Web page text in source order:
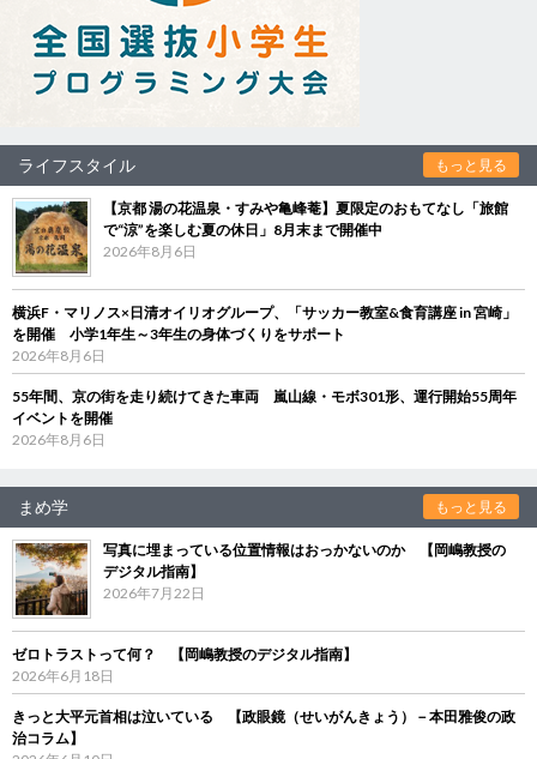
ライフスタイル もっと見る
【京都 湯の花温泉・すみや亀峰菴】夏限定のおもてなし「旅館
で“涼”を楽しむ夏の休日」8月末まで開催中
2026年8月6日
横浜F・マリノス×日清オイリオグループ、「サッカー教室&食育講座 in 宮崎」
を開催 小学1年生～3年生の身体づくりをサポート
2026年8月6日
55年間、京の街を走り続けてきた車両 嵐山線・モボ301形、運行開始55周年
イベントを開催
2026年8月6日
まめ学 もっと見る
写真に埋まっている位置情報はおっかないのか 【岡嶋教授の
デジタル指南】
2026年7月22日
ゼロトラストって何？ 【岡嶋教授のデジタル指南】
2026年6月18日
きっと大平元首相は泣いている 【政眼鏡（せいがんきょう）－本田雅俊の政
治コラム】